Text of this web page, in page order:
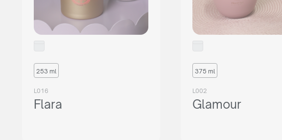
253 ml
L016
Flara
375 ml
L002
Glamour